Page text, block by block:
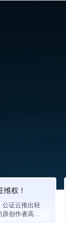
权！
公证云推出轻
创作者高效